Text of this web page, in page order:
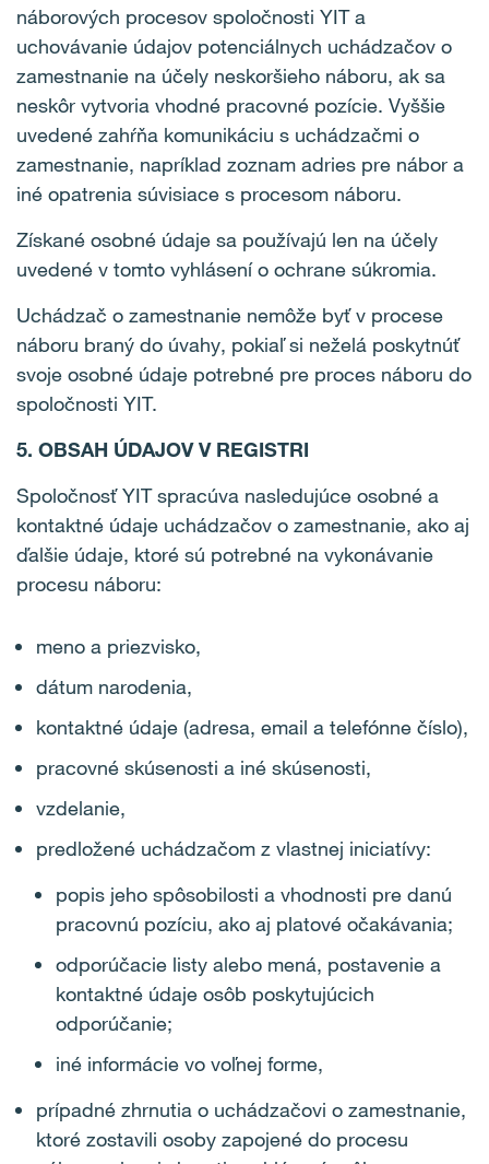
náborových procesov spoločnosti YIT a
uchovávanie údajov potenciálnych uchádzačov o
zamestnanie na účely neskoršieho náboru, ak sa
neskôr vytvoria vhodné pracovné pozície. Vyššie
uvedené zahŕňa komunikáciu s uchádzačmi o
zamestnanie, napríklad zoznam adries pre nábor a
iné opatrenia súvisiace s procesom náboru.
Získané osobné údaje sa používajú len na účely
uvedené v tomto vyhlásení o ochrane súkromia.
Uchádzač o zamestnanie nemôže byť v procese
náboru braný do úvahy, pokiaľ si neželá poskytnúť
svoje osobné údaje potrebné pre proces náboru do
spoločnosti YIT.
5. OBSAH ÚDAJOV V REGISTRI
Spoločnosť YIT spracúva nasledujúce osobné a
kontaktné údaje uchádzačov o zamestnanie, ako aj
ďalšie údaje, ktoré sú potrebné na vykonávanie
procesu náboru:
meno a priezvisko,
dátum narodenia,
kontaktné údaje (adresa, email a telefónne číslo),
pracovné skúsenosti a iné skúsenosti,
vzdelanie,
predložené uchádzačom z vlastnej iniciatívy:
popis jeho spôsobilosti a vhodnosti pre danú
pracovnú pozíciu, ako aj platové očakávania;
odporúčacie listy alebo mená, postavenie a
kontaktné údaje osôb poskytujúcich
odporúčanie;
iné informácie vo voľnej forme,
prípadné zhrnutia o uchádzačovi o zamestnanie,
ktoré zostavili osoby zapojené do procesu